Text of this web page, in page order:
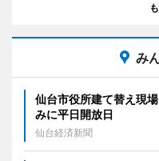
み
仙台市役所建て替え現
みに平日開放日
仙台経済新聞